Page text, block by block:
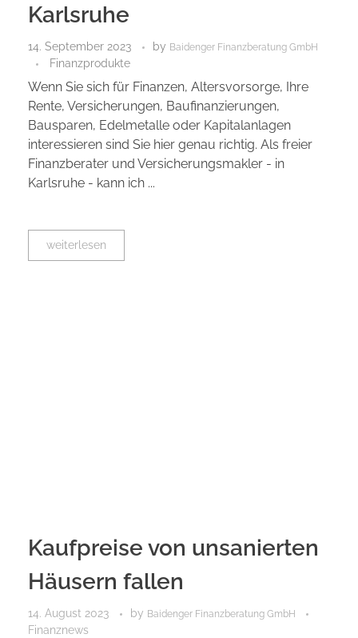
Karlsruhe
14. September 2023 by Baidenger Finanzberatung GmbH
Finanzprodukte
Wenn Sie sich für Finanzen, Altersvorsorge, Ihre
Rente, Versicherungen, Baufinanzierungen,
Bausparen, Edelmetalle oder Kapitalanlagen
interessieren sind Sie hier genau richtig. Als freier
Finanzberater und Versicherungsmakler - in
Karlsruhe - kann ich ...
weiterlesen
Kaufpreise von unsanierten
Häusern fallen
14. August 2023 by Baidenger Finanzberatung GmbH
Finanznews